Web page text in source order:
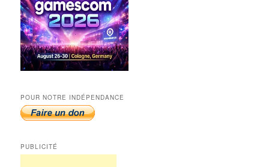
POUR NOTRE INDÉPENDANCE
PUBLICITÉ